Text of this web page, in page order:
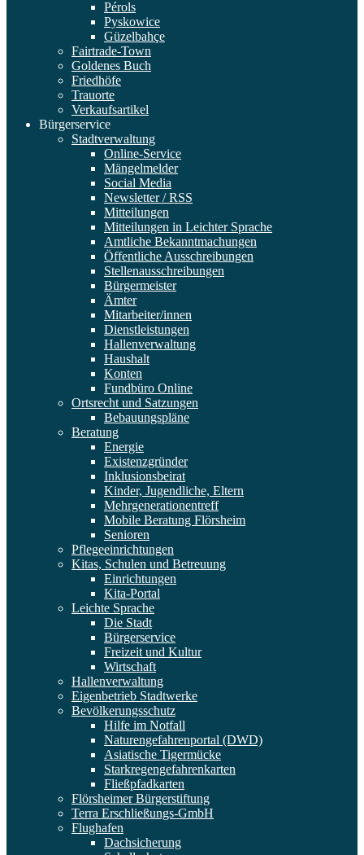
Pérols
Pyskowice
Güzelbahçe
Fairtrade-Town
Goldenes Buch
Friedhöfe
Trauorte
Verkaufsartikel
Bürgerservice
Stadtverwaltung
Online-Service
Mängelmelder
Social Media
Newsletter / RSS
Mitteilungen
Mitteilungen in Leichter Sprache
Amtliche Bekanntmachungen
Öffentliche Ausschreibungen
Stellenausschreibungen
Bürgermeister
Ämter
Mitarbeiter/innen
Dienstleistungen
Hallenverwaltung
Haushalt
Konten
Fundbüro Online
Ortsrecht und Satzungen
Bebauungspläne
Beratung
Energie
Existenzgründer
Inklusionsbeirat
Kinder, Jugendliche, Eltern
Mehrgenerationentreff
Mobile Beratung Flörsheim
Senioren
Pflegeeinrichtungen
Kitas, Schulen und Betreuung
Einrichtungen
Kita-Portal
Leichte Sprache
Die Stadt
Bürgerservice
Freizeit und Kultur
Wirtschaft
Hallenverwaltung
Eigenbetrieb Stadtwerke
Bevölkerungsschutz
Hilfe im Notfall
Naturengefahrenportal (DWD)
Asiatische Tigermücke
Starkregengefahrenkarten
Fließpfadkarten
Flörsheimer Bürgerstiftung
Terra Erschließungs-GmbH
Flughafen
Dachsicherung